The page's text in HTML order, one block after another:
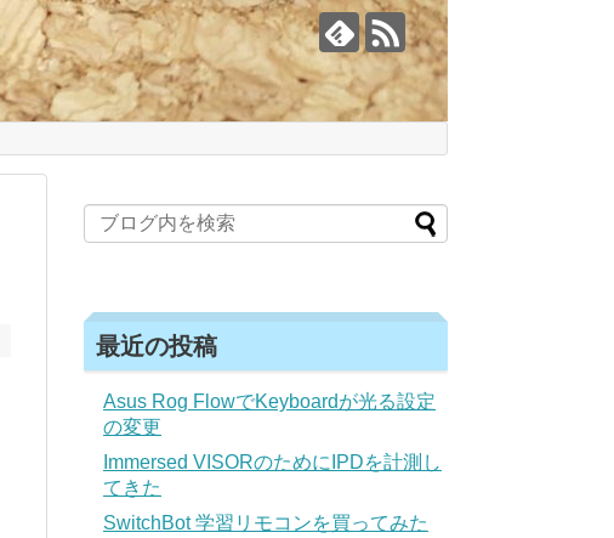
最近の投稿
Asus Rog FlowでKeyboardが光る設定
の変更
Immersed VISORのためにIPDを計測し
てきた
SwitchBot 学習リモコンを買ってみた